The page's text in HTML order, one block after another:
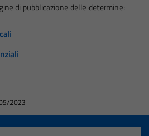
di pubblicazione delle determine:
2023